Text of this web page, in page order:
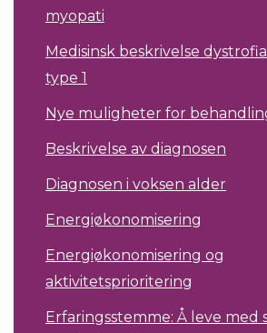
myopati
Medisinsk beskrivelse
type 1
Nye muligheter for
Beskrivelse av diagnosen
Diagnosen i voksen alder
Energiøkonomisering
Energiøkonomisering og
aktivitetsprioritering
Erfaringsstemme: Å leve med